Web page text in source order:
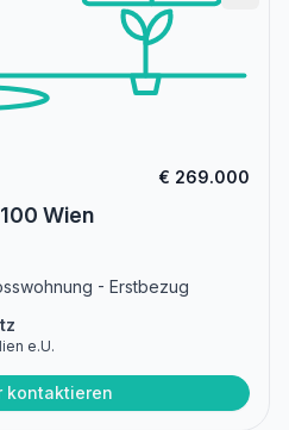
€ 269.000
Wien
- Erstbezug
e.U.
kontaktieren